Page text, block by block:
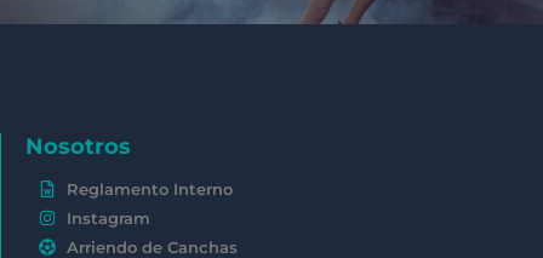
Nosotros
Reglamento Interno
Instagram
Arriendo de Canchas